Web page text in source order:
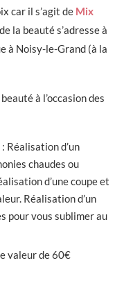
car il s’agit de Mix
la beauté s’adresse à
à Noisy-le-Grand (à la
à l’occasion des
Réalisation d’un
chaudes ou
d’une coupe et
Réalisation d’un
pour vous sublimer au
valeur de 60€